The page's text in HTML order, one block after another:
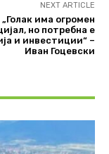
NEXT ARTICLE
„Голак има огромен
но потребна е
и инвестиции“ –
Иван Гоцевски